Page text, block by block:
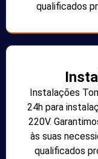
qualificados
Instalações
24h para
220V.
às suas
qualificados